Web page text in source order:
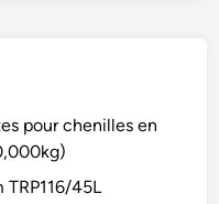
pour chenilles en
TRP116/45L